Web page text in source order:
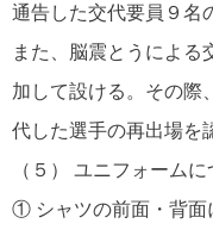
通告した交代要員９名
また、脳震とうによる
加して設ける。その際
代した選手の再出場を
（５） ユニフォームに
① シャツの前面・背面